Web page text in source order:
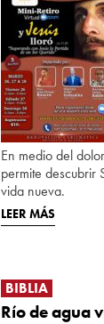
En medio del
permite descubrir
vida nueva.
LEER MÁS
BIBLIA
Río de agua